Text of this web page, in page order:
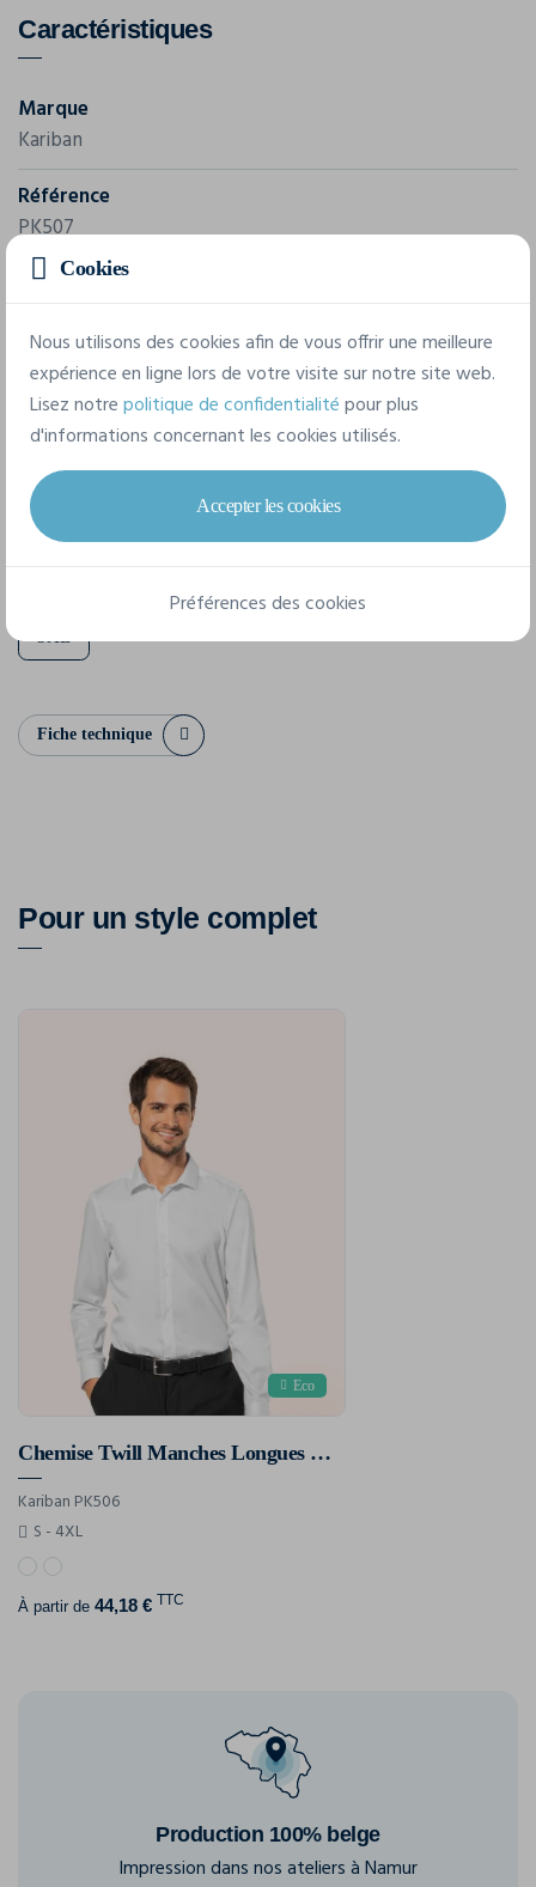
Caractéristiques
Marque
Kariban
Référence
PK507
Grammage
130 g/m²
Composition
100% Coton
7 tailles disponibles
Fiche technique
Pour un style complet
Eco
Chemise Twill Manches Longues Homme
Kariban PK506
S - 4XL
À partir de 44,18 € TTC
Production 100% belge
Impression dans nos ateliers à Namur
Cookies
Nous utilisons des cookies afin de vous offrir une meilleure
expérience en ligne lors de votre visite sur notre site web.
Lisez notrepolitique de confidentialitépour plus
d'informations concernant les cookies utilisés.
Accepter les cookies
Préférences des cookies